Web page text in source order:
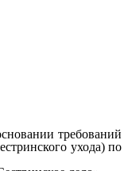
требований
ухода)по